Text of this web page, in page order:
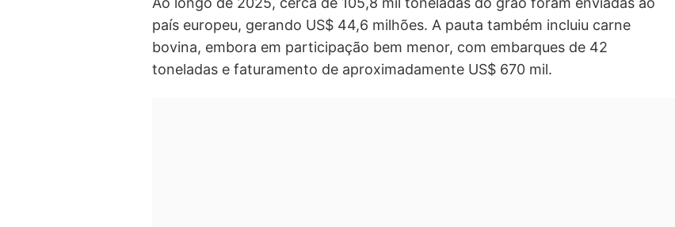
país europeu, gerando US$ 44,6 milhões. A pauta também incluiu carne
bovina, embora em participação bem menor, com embarques de 42
toneladas e faturamento de aproximadamente US$ 670 mil.